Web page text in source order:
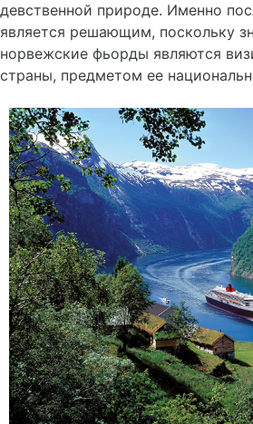
девственной природе. Именно
является решающим, поскольку
норвежские фьорды являются
страны, предметом ее